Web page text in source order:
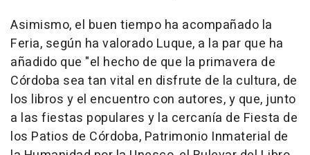
Asimismo, el buen tiempo ha acompañado la
Feria, según ha valorado Luque, a la par que ha
añadido que "el hecho de que la primavera de
Córdoba sea tan vital en disfrute de la cultura, de
los libros y el encuentro con autores, y que, junto
a las fiestas populares y la cercanía de Fiesta de
los Patios de Córdoba, Patrimonio Inmaterial de